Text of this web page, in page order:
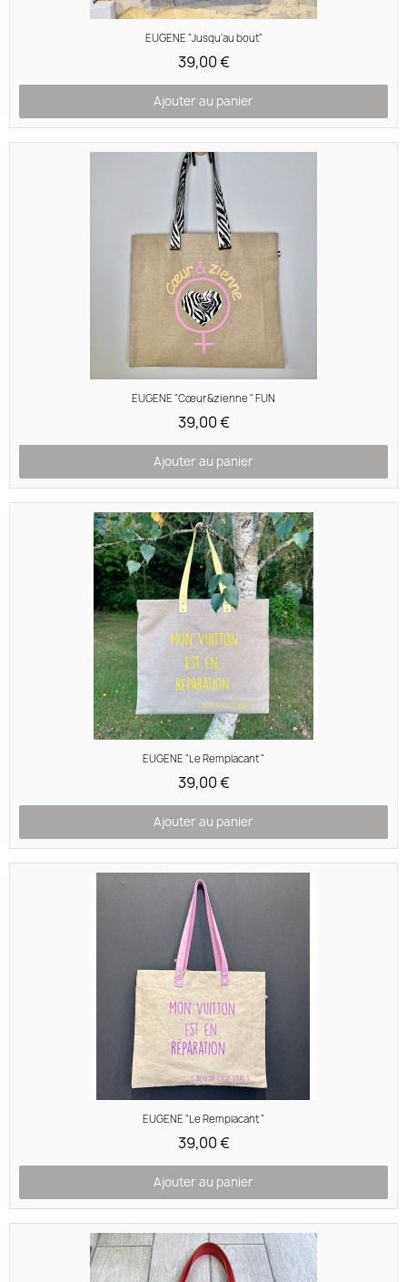
Aperçu rapide
EUGENE "Jusqu'au bout"
39,00 €
Ajouter au panier
Aperçu rapide
EUGENE "Cœur&zienne " FUN
39,00 €
Ajouter au panier
Aperçu rapide
EUGENE "Le Remplacant "
39,00 €
Ajouter au panier
Aperçu rapide
EUGENE "Le Remplacant "
39,00 €
Ajouter au panier